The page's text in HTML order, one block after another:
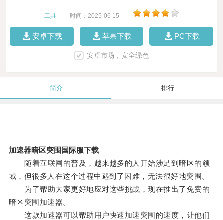
工具 时间：2025-06-15
安卓下载 苹果下载 PC下载
安卓市场，安全绿色
简介 排行
加速器暗区突围国际服下载
随着互联网的普及，越来越多的人开始涉足到暗区的领
域，但很多人在这个过程中遇到了困难，无法很好地突围。
为了帮助大家更好地应对这些挑战，现在推出了免费的
暗区突围加速器。
这款加速器可以帮助用户快速加速突围的速度，让他们